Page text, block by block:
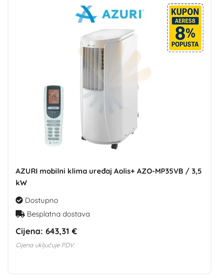
AZURI mobilni klima uređaj Aolis+ AZO-MP35VB / 3,5
kW
Dostupno
Besplatna dostava
Cijena: 643,31 €
Cijena uključuje PDV.